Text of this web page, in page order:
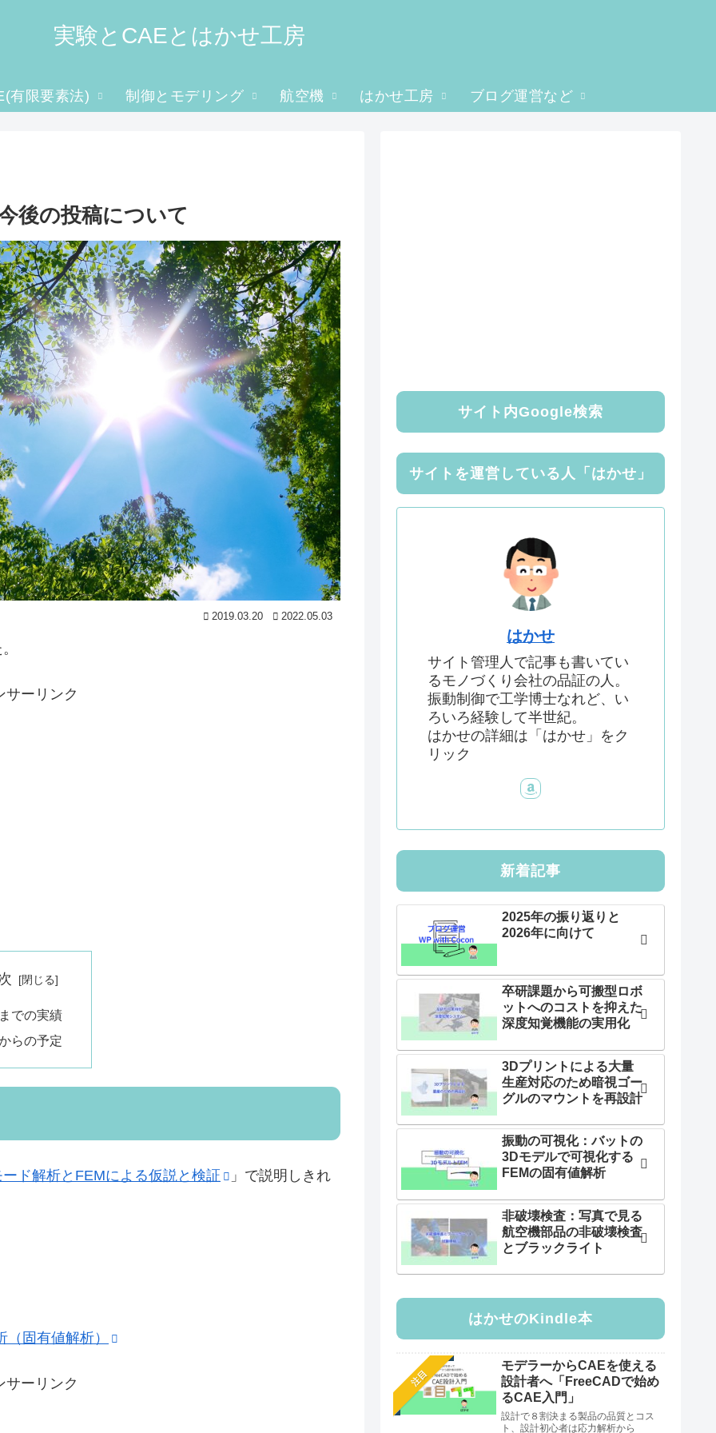
実験とCAEとはかせ工房
有限要素法) 制御とモデリング 航空機 はかせ工房 ブログ運営など
後の投稿について
2019.03.20 2022.05.03
サーリンク
での実績
らの予定
ド解析とFEMによる仮説と検証
」で説明しきれ
固有値解析）
サーリンク
サイト内Google検索
サイトを運営している人「はかせ」
はかせ
サイト管理人で記事も書いてい
るモノづくり会社の品証の人。
振動制御で工学博士なれど、い
ろいろ経験して半世紀。
はかせの詳細は「はかせ」をク
リック
新着記事
2025年の振り返りと
2026年に向けて
卒研課題から可搬型ロボ
ットへのコストを抑えた
深度知覚機能の実用化
3Dプリントによる大量
生産対応のため暗視ゴー
グルのマウントを再設計
振動の可視化：バットの
3Dモデルで可視化する
FEMの固有値解析
非破壊検査：写真で見る
航空機部品の非破壊検査
とブラックライト
はかせのKindle本
注目
モデラーからCAEを使える
設計者へ「FreeCADで始め
るCAE入門」
設計で８割決まる製品の品質とコス
ト、設計初心者は応力解析から